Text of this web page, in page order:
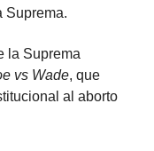
Suprema.
la Suprema
vs Wade, que
al aborto